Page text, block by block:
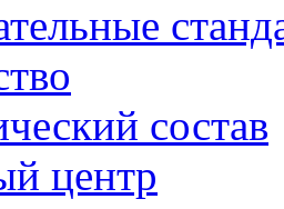
состав
центр